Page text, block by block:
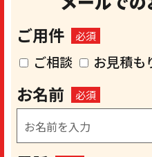
ご用件 必須
ご相談 お見積も
お名前 必須